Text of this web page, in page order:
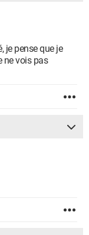
je pense que je
ne vois pas